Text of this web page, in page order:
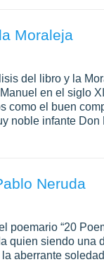
Moraleja
del libro y la
en el siglo
como el buen
noble infante
Neruda
poemario “20
quien siendo una
aberrante